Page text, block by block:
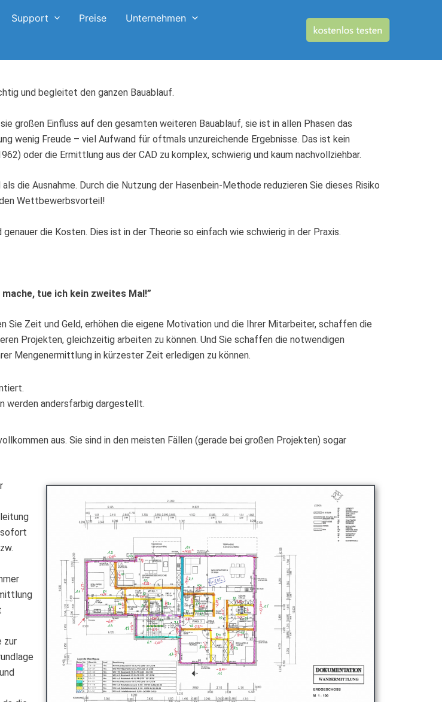
Support Preise
Unternehmen
und begleitet den ganzen Bauablauf.
großen Einfluss auf den gesamten weiteren Bauablauf, sie ist in allen Phasen das
wenig Freude – viel Aufwand für oftmals unzureichende Ergebnisse. Das ist kein
oder die Ermittlung aus der CAD zu komplex, schwierig und kaum nachvollziehbar.
die Ausnahme. Durch die Nutzung der Hasenbein-Methode reduzieren Sie dieses Risiko
Wettbewerbsvorteil!
die Kosten. Dies ist in der Theorie so einfach wie schwierig in der Praxis.
mache, tue ich kein zweites Mal!”
Sie Zeit und Geld, erhöhen die eigene Motivation und die Ihrer Mitarbeiter, schaffen die
Projekten, gleichzeitig arbeiten zu können. Und Sie schaffen die notwendigen
Mengenermittlung in kürzester Zeit erledigen zu können.
werden andersfarbig dargestellt.
aus. Sie sind in den meisten Fällen (gerade bei großen Projekten) sogar
sofort
zur